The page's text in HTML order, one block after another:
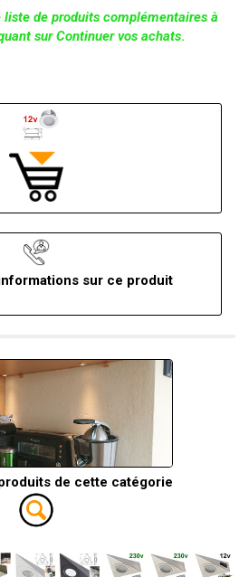
liste de produits complémentaires à
sur Continuer vos achats.
sur ce produit
de cette catégorie